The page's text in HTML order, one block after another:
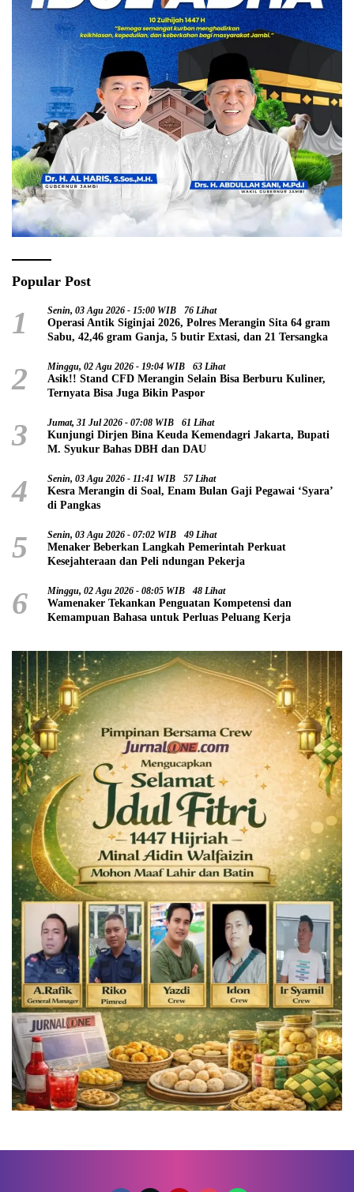
Popular Post
1 Senin, 03 Agu 2026 - 15:00 WIB 76 Lihat
Operasi Antik Siginjai 2026, Polres Merangin Sita 64 gram
Sabu, 42,46 gram Ganja, 5 butir Extasi, dan 21 Tersangka
2 Minggu, 02 Agu 2026 - 19:04 WIB 63 Lihat
Asik!! Stand CFD Merangin Selain Bisa Berburu Kuliner,
Ternyata Bisa Juga Bikin Paspor
3 Jumat, 31 Jul 2026 - 07:08 WIB 61 Lihat
Kunjungi Dirjen Bina Keuda Kemendagri Jakarta, Bupati
M. Syukur Bahas DBH dan DAU
4 Senin, 03 Agu 2026 - 11:41 WIB 57 Lihat
Kesra Merangin di Soal, Enam Bulan Gaji Pegawai ‘Syara’
di Pangkas
5 Senin, 03 Agu 2026 - 07:02 WIB 49 Lihat
Menaker Beberkan Langkah Pemerintah Perkuat
Kesejahteraan dan Peli ndungan Pekerja
6 Minggu, 02 Agu 2026 - 08:05 WIB 48 Lihat
Wamenaker Tekankan Penguatan Kompetensi dan
Kemampuan Bahasa untuk Perluas Peluang Kerja